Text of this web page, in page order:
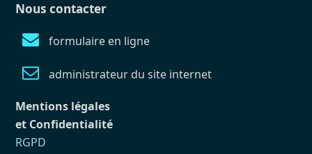
Nous contacter
formulaire en ligne
administrateur du site internet
Mentions légales
et Confidentialité
RGPD